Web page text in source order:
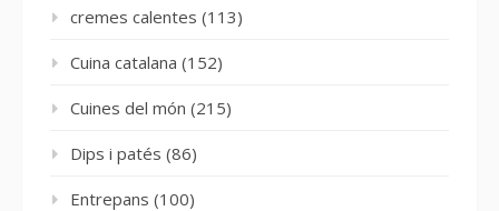
cremes calentes (113)
Cuina catalana (152)
Cuines del món (215)
Dips i patés (86)
Entrepans (100)